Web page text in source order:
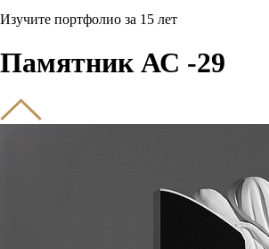
Изучите портфолио за 15 лет
Памятник АС -29